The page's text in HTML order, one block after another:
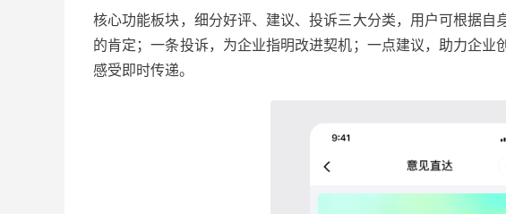
核心功能板块，细分好评、建议、投诉三大分类，用户可根据自
的肯定；一条投诉，为企业指明改进契机；一点建议，助力企
感受即时传递。